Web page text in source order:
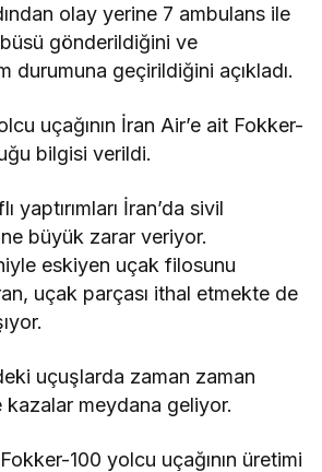
olay yerine 7 ambulans ile
gönderildiğini ve
durumuna geçirildiğini açıkladı.
uçağının İran Air’e ait Fokker-
bilgisi verildi.
yaptırımları İran’da sivil
büyük zarar veriyor.
eskiyen uçak filosunu
uçak parçası ithal etmekte de
uçuşlarda zaman zaman
kazalar meydana geliyor.
100 yolcu uçağının üretimi